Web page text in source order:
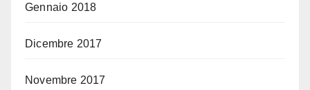
Gennaio 2018
Dicembre 2017
Novembre 2017